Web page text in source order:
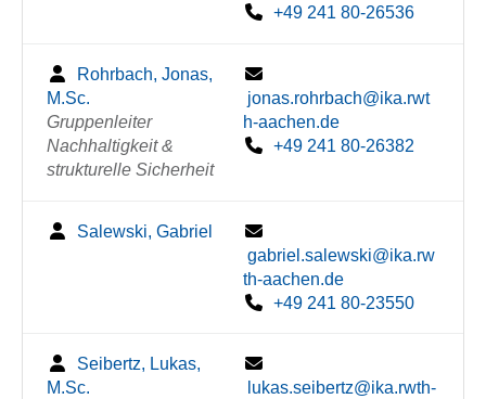
+49 241 80-26536
Rohrbach, Jonas,
M.Sc.
Gruppenleiter
Nachhaltigkeit &
strukturelle Sicherheit
jonas.rohrbach@ika.rwt
h-aachen.de
+49 241 80-26382
Salewski, Gabriel
gabriel.salewski@ika.rw
th-aachen.de
+49 241 80-23550
Seibertz, Lukas,
M.Sc.
lukas.seibertz@ika.rwth-